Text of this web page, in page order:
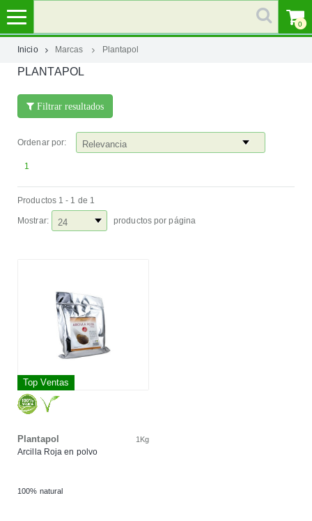
MI
CATEGORÍAS
AYUDA
0
Inicio Marcas Plantapol
PLANTAPOL
Filtrar resultados
Ordenar por:
1
Productos 1 - 1 de 1
Mostrar: productos por página
Top Ventas
Plantapol 1Kg
Arcilla Roja en polvo
100% natural